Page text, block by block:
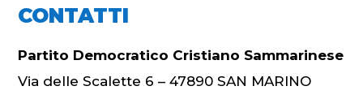
CONTATTI
Partito Democratico Cristiano Sammarinese
Via delle Scalette 6 – 47890 SAN MARINO